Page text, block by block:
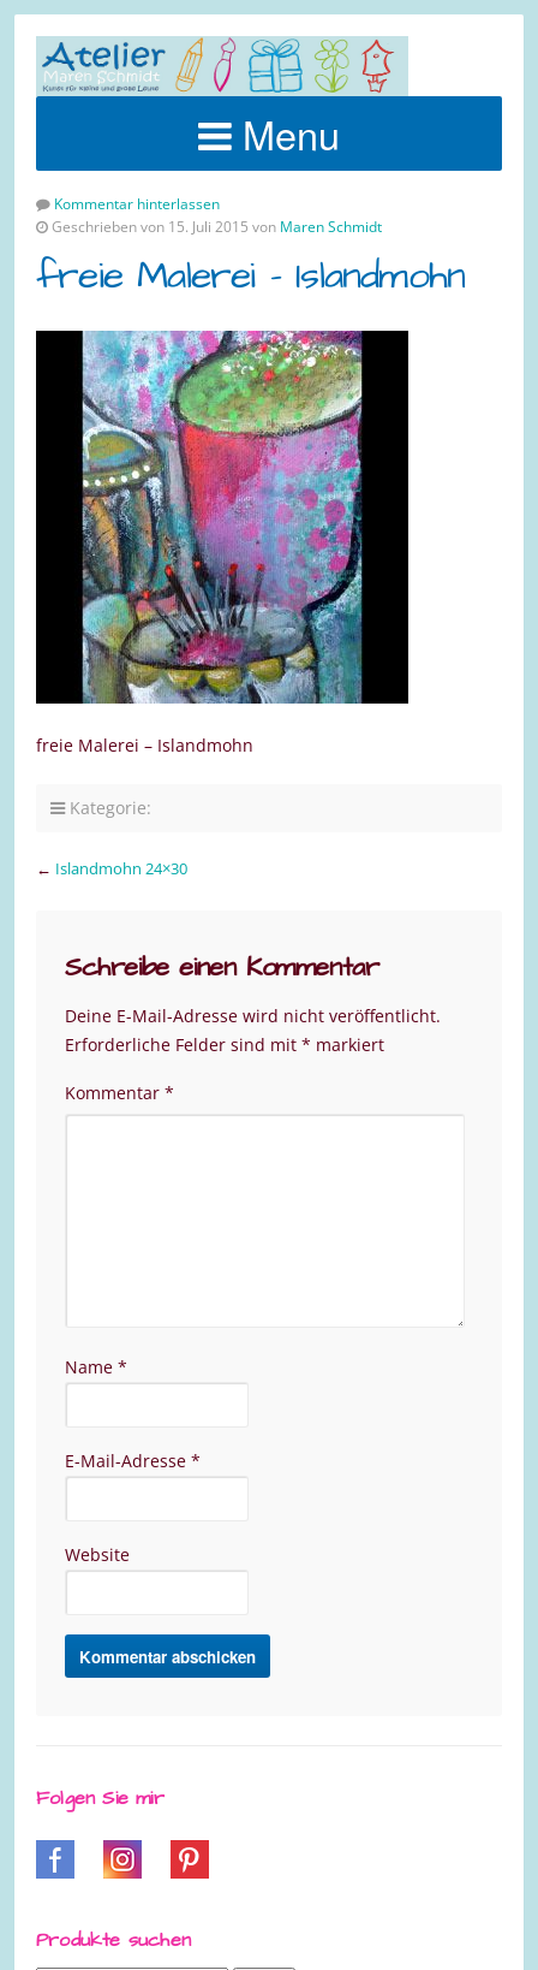
Menu
Kommentar hinterlassen
Geschrieben von 15. Juli 2015 von Maren Schmidt
freie Malerei – Islandmohn
freie Malerei – Islandmohn
Kategorie:
← Islandmohn 24×30
Schreibe einen Kommentar
Deine E-Mail-Adresse wird nicht veröffentlicht.
Erforderliche Felder sind mit * markiert
Kommentar *
Name *
E-Mail-Adresse *
Website
Folgen Sie mir
Produkte suchen